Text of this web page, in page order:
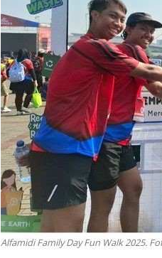
Alfamidi Family Day Fun Walk 2025.